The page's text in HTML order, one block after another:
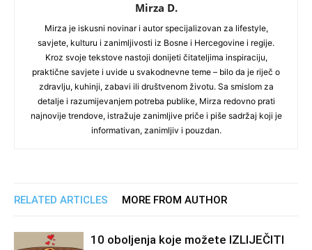
Mirza D.
Mirza je iskusni novinar i autor specijalizovan za lifestyle,
savjete, kulturu i zanimljivosti iz Bosne i Hercegovine i regije.
Kroz svoje tekstove nastoji donijeti čitateljima inspiraciju,
praktične savjete i uvide u svakodnevne teme – bilo da je riječ o
zdravlju, kuhinji, zabavi ili društvenom životu. Sa smislom za
detalje i razumijevanjem potreba publike, Mirza redovno prati
najnovije trendove, istražuje zanimljive priče i piše sadržaj koji je
informativan, zanimljiv i pouzdan.
RELATED ARTICLES MORE FROM AUTHOR
10 oboljenja koje možete IZLIJEČITI